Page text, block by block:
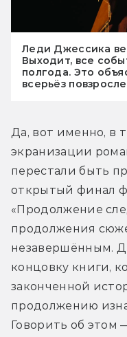
Леди Джессика
Выходит, все
полгода. Это
всерьёз
Да, вот именно, в
экранизации
перестали быть
открытый финал
«Продолжение
продолжения
незавершённым.
концовку книги,
законченной
продолжению
Говорить об этом